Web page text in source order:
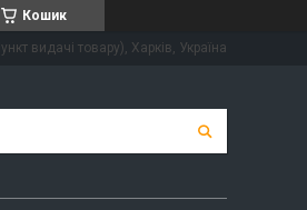
Кошик
видачі товару), Харків, Україна